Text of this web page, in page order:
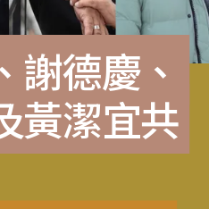
謝德慶、
黃潔宜共